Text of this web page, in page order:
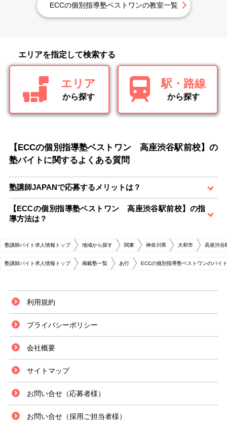
ECCの個別指導塾ベストワンの教室一覧
エリアを指定して検索する
エリア
から探す
駅・路線
から探す
【ECCの個別指導塾ベストワン 高座渋谷駅前校】の
塾バイトに関するよくある質問
塾講師JAPANで応募するメリットは？
【ECCの個別指導塾ベストワン 高座渋谷駅前校】の指
導方法は？
塾講師バイト求人情報トップ 地域から探す 関東 神奈川県 大和市 高座渋谷
塾講師バイト求人情報トップ 掲載塾一覧 あ行 ECCの個別指導塾ベストワンのバイ
利用規約
プライバシーポリシー
会社概要
サイトマップ
お問い合せ（応募者様）
お問い合せ（採用ご担当者様）